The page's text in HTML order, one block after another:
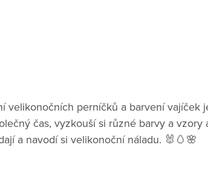
velikonočních perníčků a barvení vajíček
čas, vyzkouší si různé barvy a
a navodí si velikonoční náladu. 🐰🥚🌸